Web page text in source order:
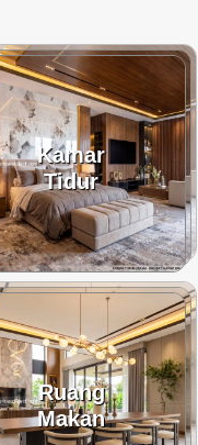
Kamar
Tidur
Ruang
Makan